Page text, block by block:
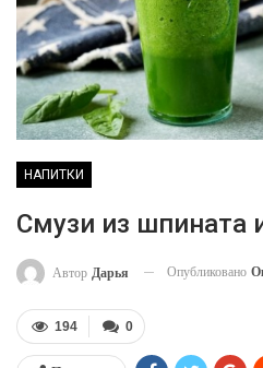
НАПИТКИ
Смузи из шпината
Автор Дарья Опубликовано
0
194